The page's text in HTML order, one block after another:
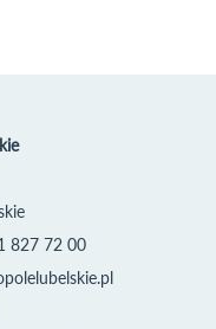
827 72 00